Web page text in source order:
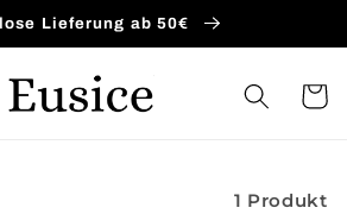
Lieferung ab 50€
1 Produkt